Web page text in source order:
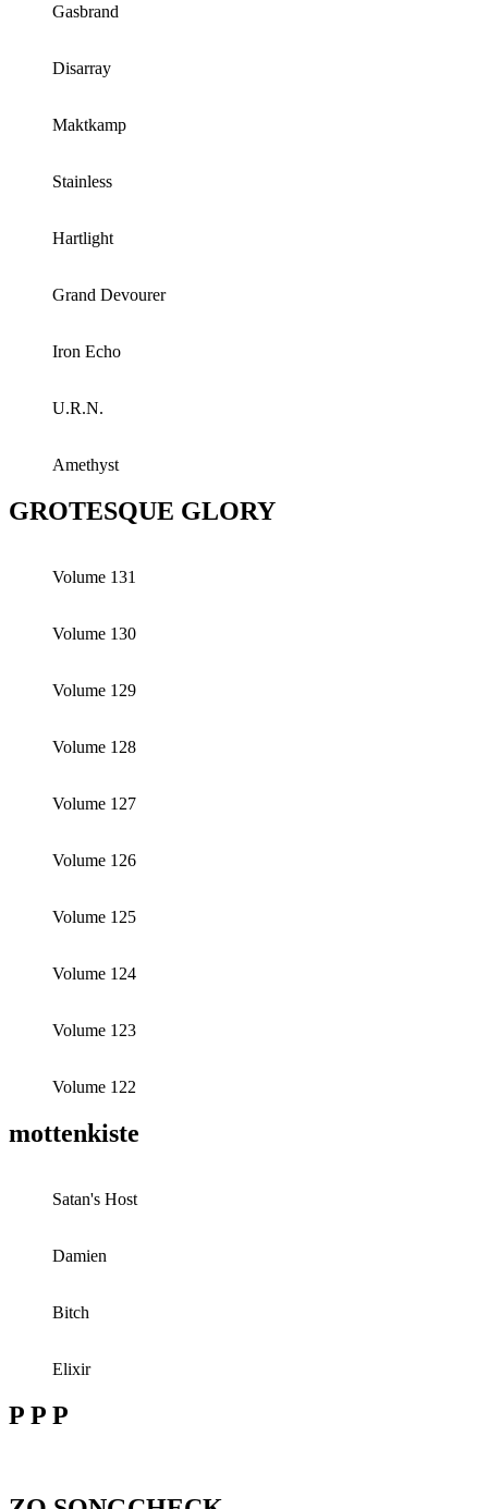
Gasbrand
Disarray
Maktkamp
Stainless
Hartlight
Grand Devourer
Iron Echo
U.R.N.
Amethyst
GROTESQUE GLORY
Volume 131
Volume 130
Volume 129
Volume 128
Volume 127
Volume 126
Volume 125
Volume 124
Volume 123
Volume 122
mottenkiste
Satan's Host
Damien
Bitch
Elixir
P P P